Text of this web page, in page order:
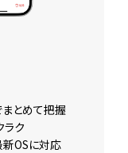
とめて把握
ラク
新OSに対応